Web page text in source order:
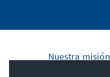
Nuestra misión